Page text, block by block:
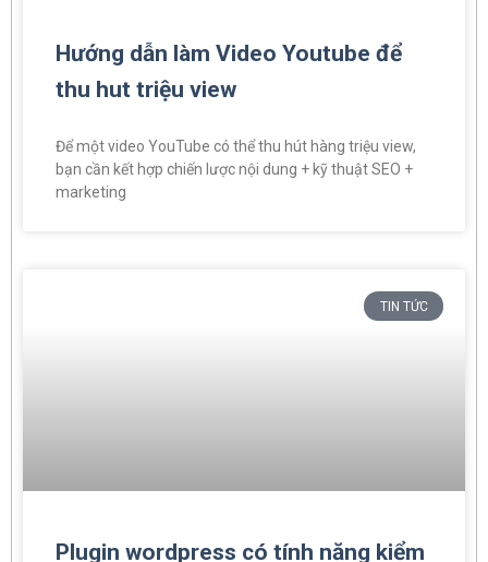
Hướng dẫn làm Video Youtube để
thu hut triệu view
Để một video YouTube có thể thu hút hàng triệu view,
bạn cần kết hợp chiến lược nội dung + kỹ thuật SEO +
marketing
TIN TỨC
Plugin wordpress có tính năng kiểm